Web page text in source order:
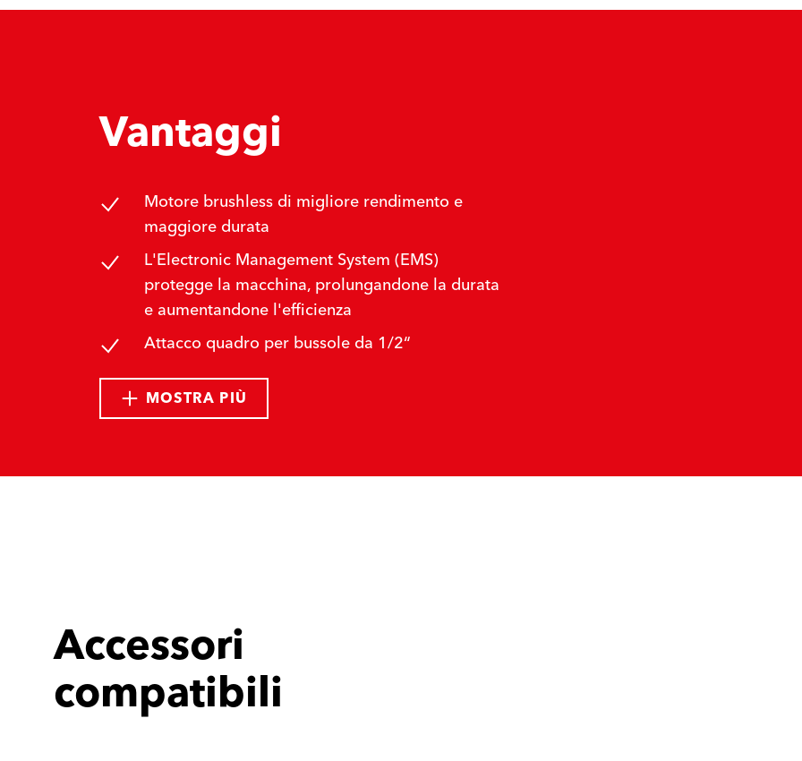
Vantaggi
Motore brushless di migliore rendimento e
maggiore durata
L'Electronic Management System (EMS)
protegge la macchina, prolungandone la durata
e aumentandone l'efficienza
Attacco quadro per bussole da 1/2“
MOSTRA PIÙ
Accessori
compatibili